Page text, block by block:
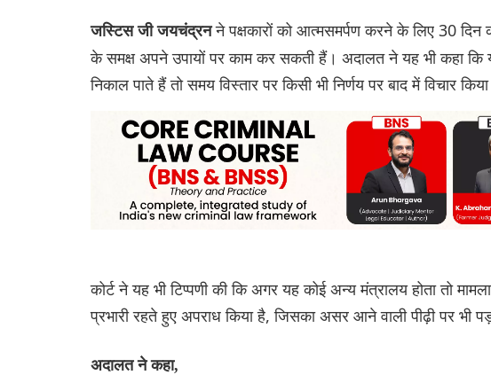
जस्टिस जी जयचंद्रनने पक्षकारों को आत्मसमर्पण करने के लिए 30 दिन
के समक्ष अपने उपायों पर काम कर सकती हैं। अदालत ने यह भी कहा कि
निकाल पाते हैं तो समय विस्तार पर किसी भी निर्णय पर बाद में विचार
कोर्ट ने यह भी टिप्पणी की कि अगर यह कोई अन्य मंत्रालय होता तो
प्रभारी रहते हुए अपराध किया है, जिसका असर आने वाली पीढ़ी पर भी
अदालत ने कहा,